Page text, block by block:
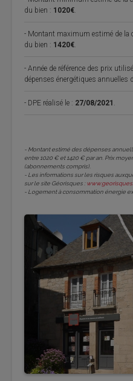
du bien : 1020€
- Montant maximum estimé de la
du bien : 1420€
- Année de référence des prix
dépenses énergétiques annuelles
- DPE réalisé le : 27/08/2021
- Montant estimé des dépenses
entre 1020 € et 1420 € par an. Prix
(abonnements compris).
- Les informations sur les risques
sur le site Géorisques :
- Logement à consommation énergie